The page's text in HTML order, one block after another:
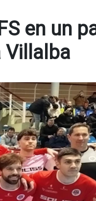
en un
Villalba